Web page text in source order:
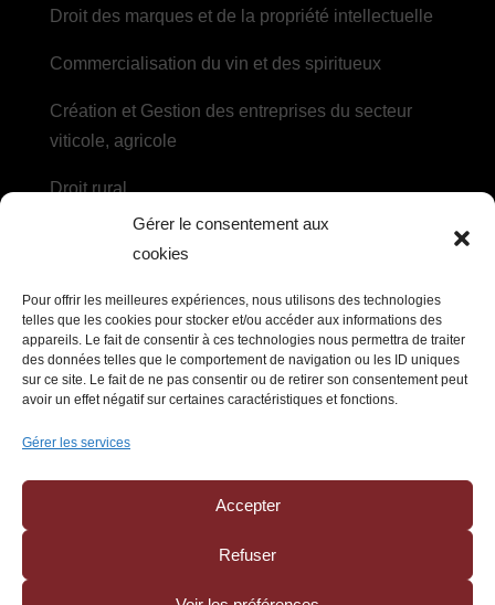
Gérer le consentement aux
cookies
Pour offrir les meilleures expériences, nous utilisons des technologies
telles que les cookies pour stocker et/ou accéder aux informations des
appareils. Le fait de consentir à ces technologies nous permettra de traiter
des données telles que le comportement de navigation ou les ID uniques
sur ce site. Le fait de ne pas consentir ou de retirer son consentement peut
avoir un effet négatif sur certaines caractéristiques et fonctions.
Gérer les services
Accepter
Refuser
Droit des marques et de la propriété intellectuelle
Commercialisation du vin et des spiritueux
Création et Gestion des entreprises du secteur
viticole, agricole
Droit rural
Droit des sociétés agricoles et des coopératives
DROIT DU TRAVAIL
Recrutement, embauche et contrat de travail
Litiges et ruptures du contrat de travail, relations
Politique de confidentialité–